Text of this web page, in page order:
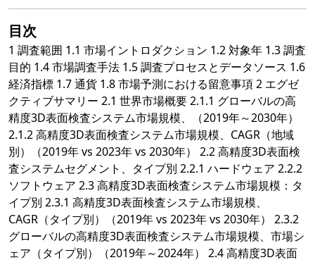
目次
1 調査範囲 1.1 市場イントロダクション 1.2 対象年 1.3 調査
目的 1.4 市場調査手法 1.5 調査プロセスとデータソース 1.6
経済指標 1.7 通貨 1.8 市場予測における留意事項 2 エグゼ
クティブサマリー 2.1 世界市場概要 2.1.1 グローバルの高
精度3D表面検査システム市場規模、（2019年～2030年）
2.1.2 高精度3D表面検査システム市場規模、CAGR（地域
別）（2019年 vs 2023年 vs 2030年） 2.2 高精度3D表面検
査システムセグメント、タイプ別 2.2.1 ハードウェア 2.2.2
ソフトウェア 2.3 高精度3D表面検査システム市場規模：タ
イプ別 2.3.1 高精度3D表面検査システム市場規模、
CAGR（タイプ別）（2019年 vs 2023年 vs 2030年） 2.3.2
グローバルの高精度3D表面検査システム市場規模、市場シ
ェア（タイプ別）（2019年～2024年） 2.4 高精度3D表面